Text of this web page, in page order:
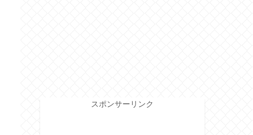
スポンサーリンク